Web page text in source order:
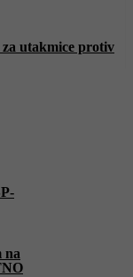
utakmice protiv
na